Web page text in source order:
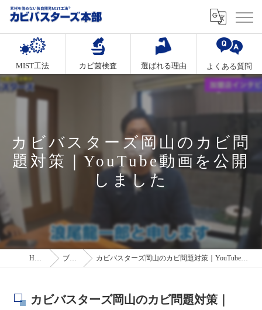
MIST工法 カビ菌検査 選ばれる理由 よくある質問
カビバスターズ岡山のカビ問
題対策｜YouTube動画を公開
しました
HOME ブログ カビバスターズ岡山のカビ問題対策｜YouTube動画を公開しました
カビバスターズ岡山のカビ問題対策｜